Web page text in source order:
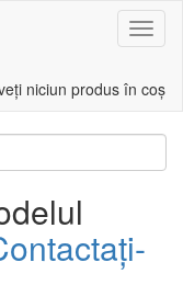
niciun produs în coș